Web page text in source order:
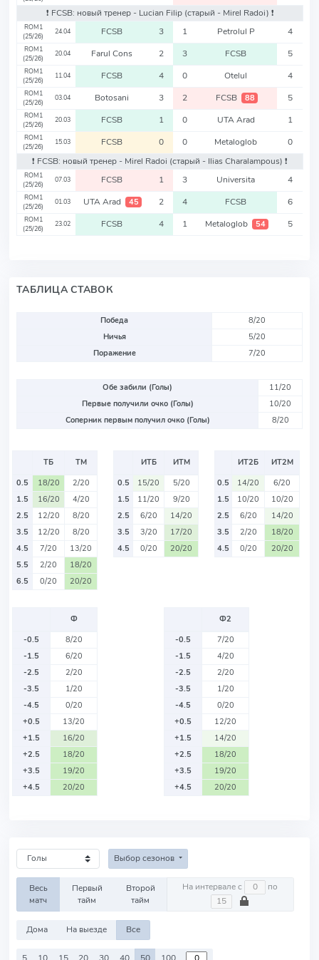
❗️ FCSB: новый тренер - Lucian Filip (старый - Mirel Radoi) ❗️
ROM1
(25/26)
24.04 FCSB 3 1 Petrolul P 4
ROM1
(25/26)
20.04 Farul Cons 2 3 FCSB 5
ROM1
(25/26)
11.04 FCSB 4 0 Otelul 4
ROM1
(25/26)
03.04 Botosani 3 2 FCSB 88 5
ROM1
(25/26)
20.03 FCSB 1 0 UTA Arad 1
ROM1
(25/26)
15.03 FCSB 0 0 Metaloglob
0
❗️ FCSB: новый тренер - Mirel Radoi (старый - Ilias Charalampous) ❗️
ROM1
(25/26)
07.03 FCSB 1 3 Universita 4
ROM1
(25/26)
01.03 UTA Arad 45 2 4 FCSB 6
ROM1
(25/26)
23.02 FCSB 4 1 Metaloglob 54 5
ТАБЛИЦА СТАВОК
Победа
8/20
Ничья
5/20
Поражение
7/20
Обе забили (Голы)
11/20
Первые получили очко (Голы)
10/20
Соперник первым получил очко (Голы)
8/20
ТБ
ТМ
0.5
18/20
2/20
1.5
16/20
4/20
2.5
12/20
8/20
3.5
12/20
8/20
4.5
7/20
13/20
5.5
2/20
18/20
6.5
0/20 20/20
ИТБ
ИТМ
0.5
15/20
5/20
1.5
11/20
9/20
2.5
6/20
14/20
3.5
3/20
17/20
4.5
0/20 20/20
ИТ2Б
ИТ2М
0.5
14/20
6/20
1.5
10/20
10/20
2.5
6/20
14/20
3.5
2/20
18/20
4.5
0/20 20/20
Ф
-0.5
8/20
-1.5
6/20
-2.5
2/20
-3.5
1/20
-4.5
0/20
+0.5
13/20
+1.5
16/20
+2.5
18/20
+3.5
19/20
+4.5
20/20
Ф2
-0.5
7/20
-1.5
4/20
-2.5
2/20
-3.5
1/20
-4.5
0/20
+0.5
12/20
+1.5
14/20
+2.5
18/20
+3.5
19/20
+4.5
20/20
Выбор сезонов
Весь
матч
Первый
тайм
Второй
тайм
На интервале с по
Дома На выезде Все